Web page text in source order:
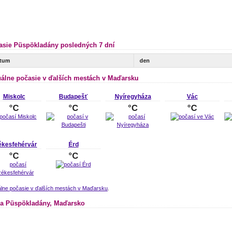
Püspökladány posledných 7 dní
den
počasie v ďalších mestách v Maďarsku
Miskolc
°C
Budapešť
°C
Nyíregyháza
°C
Vác
°C
°C
Érd
°C
počasie v ďalších mestách v Maďarsku
Püspökladány, Maďarsko